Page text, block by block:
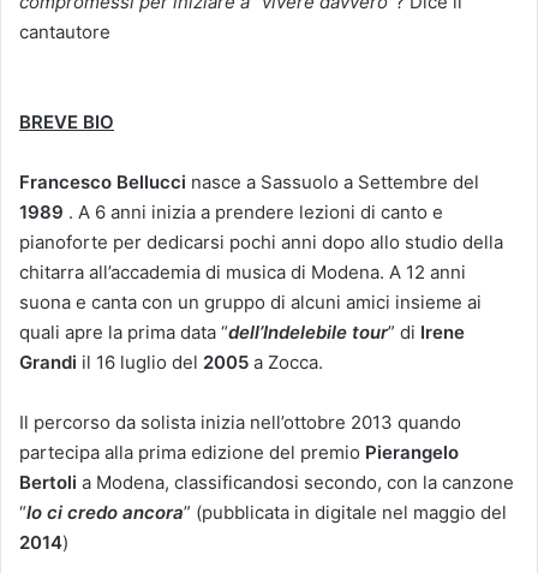
cantautore
BREVE BIO
Francesco Bellucci nasce a Sassuolo a Settembre del
1989 . A 6 anni inizia a prendere lezioni di canto e
pianoforte per dedicarsi pochi anni dopo allo studio della
chitarra all’accademia di musica di Modena. A 12 anni
suona e canta con un gruppo di alcuni amici insieme ai
quali apre la prima data “dell’Indelebile tour” di Irene
Grandi il 16 luglio del 2005 a Zocca.
Il percorso da solista inizia nell’ottobre 2013 quando
partecipa alla prima edizione del premio Pierangelo
Bertoli a Modena, classificandosi secondo, con la canzone
“Io ci credo ancora” (pubblicata in digitale nel maggio del
2014)